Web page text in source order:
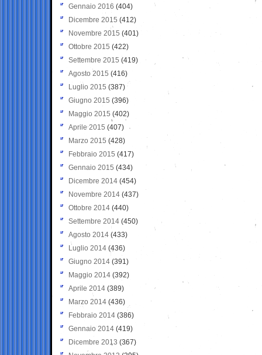
Gennaio 2016 (404)
Dicembre 2015 (412)
Novembre 2015 (401)
Ottobre 2015 (422)
Settembre 2015 (419)
Agosto 2015 (416)
Luglio 2015 (387)
Giugno 2015 (396)
Maggio 2015 (402)
Aprile 2015 (407)
Marzo 2015 (428)
Febbraio 2015 (417)
Gennaio 2015 (434)
Dicembre 2014 (454)
Novembre 2014 (437)
Ottobre 2014 (440)
Settembre 2014 (450)
Agosto 2014 (433)
Luglio 2014 (436)
Giugno 2014 (391)
Maggio 2014 (392)
Aprile 2014 (389)
Marzo 2014 (436)
Febbraio 2014 (386)
Gennaio 2014 (419)
Dicembre 2013 (367)